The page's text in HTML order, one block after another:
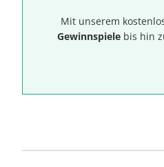
Mit unserem
Gewinnspiele bis hin